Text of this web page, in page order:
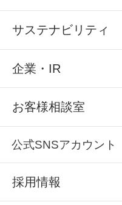
サステナビリティ
企業・IR
お客様相談室
公式SNSアカウント
採用情報